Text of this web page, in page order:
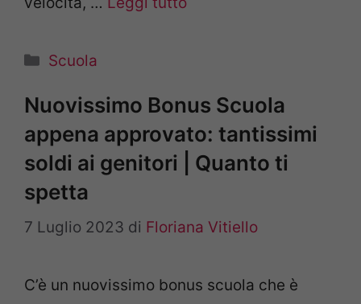
Categorie
Scuola
Nuovissimo Bonus Scuola
appena approvato: tantissimi
soldi ai genitori | Quanto ti
spetta
7 Luglio 2023 di Floriana Vitiello
C’è un nuovissimo bonus scuola che è